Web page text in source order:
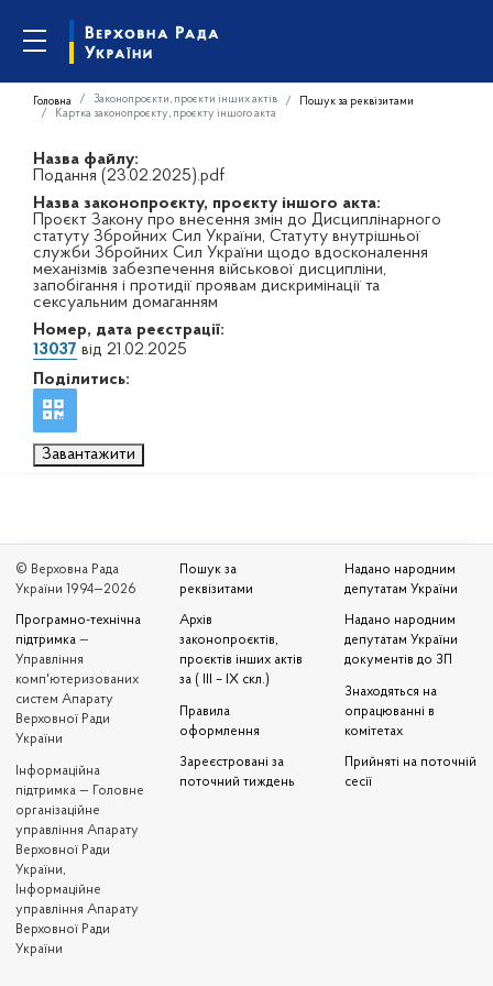
Головна Законопроєкти, проєкти інших актів
Пошук за реквізитами
Картка законопроєкту, проєкту іншого акта
Назва файлу:
Подання (23.02.2025).pdf
Назва законопроєкту, проєкту іншого акта:
Проєкт Закону про внесення змін до Дисциплінарного
статуту Збройних Сил України, Статуту внутрішньої
служби Збройних Сил України щодо вдосконалення
механізмів забезпечення військової дисципліни,
запобігання і протидії проявам дискримінації та
сексуальним домаганням
Номер, дата реєстрації:
13037 від 21.02.2025
Поділитись:
Завантажити
© Верховна Рада
України 1994—2026
Програмно-технічна
підтримка —
Управління
комп'ютеризованих
систем Апарату
Верховної Ради
України
Iнформаційна
підтримка — Головне
організаційне
управління Апарату
Верховної Ради
України,
Інформаційне
управління Апарату
Верховної Ради
України
Пошук за
реквізитами
Архів
законопроєктів,
проєктів інших актів
за ( III – IX скл.)
Правила
оформлення
Зареєстровані за
поточний тиждень
Надано народним
депутатам України
Надано народним
депутатам України
документів до ЗП
Знаходяться на
опрацюванні в
комітетах
Прийняті на поточній
сесії